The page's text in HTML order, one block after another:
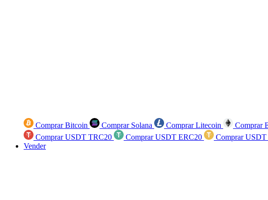
Comprar Bitcoin Comprar Solana Comprar Litecoin Comprar
Comprar USDT TRC20
Comprar USDT ERC20 Comprar
Vender